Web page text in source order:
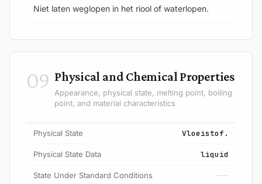
Niet laten weglopen in het riool of waterlopen.
09 Physical and Chemical Properties
Appearance, physical state, melting point, boiling
point, and material characteristics
Physical State Vloeistof.
Physical State Data liquid
State Under Standard Conditions ---